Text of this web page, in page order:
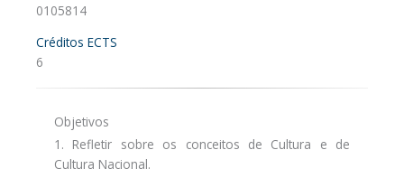
0105814
Créditos ECTS
6
Objetivos
1. Refletir sobre os conceitos de Cultura e de
Cultura Nacional.